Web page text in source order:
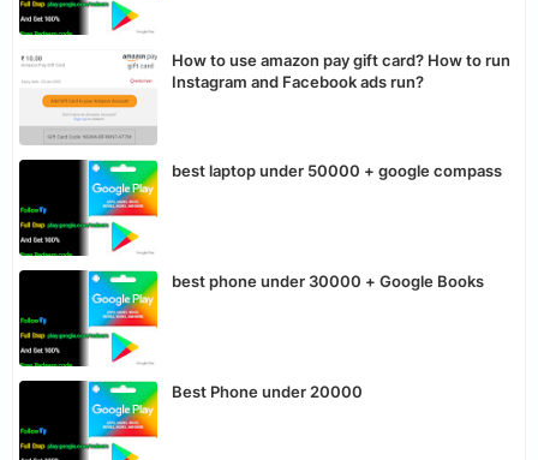
How to use amazon pay gift card? How to run
Instagram and Facebook ads run?
best laptop under 50000 + google compass
best phone under 30000 + Google Books
Best Phone under 20000